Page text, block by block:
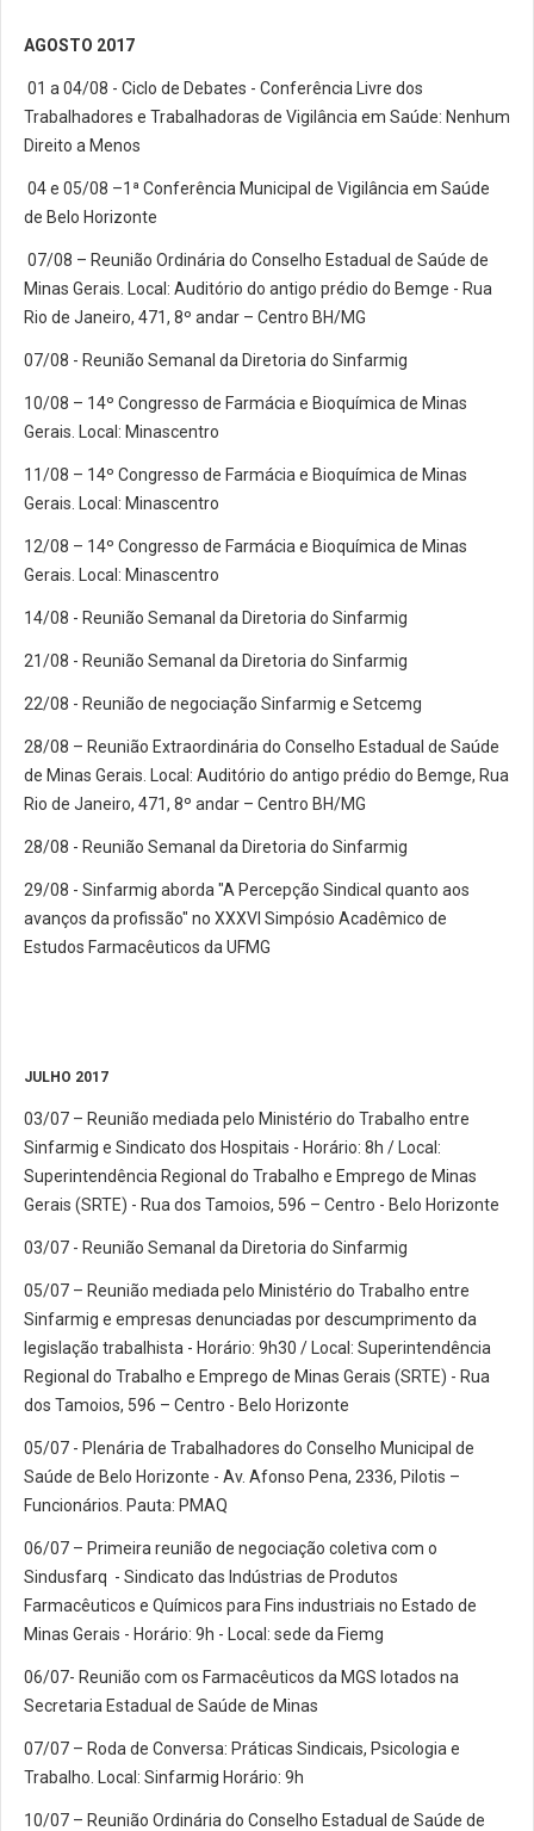
AGOSTO 2017
01 a 04/08 - Ciclo de Debates - Conferência Livre dos
Trabalhadores e Trabalhadoras de Vigilância em Saúde: Nenhum
Direito a Menos
04 e 05/08 –1ª Conferência Municipal de Vigilância em Saúde
de Belo Horizonte
07/08 – Reunião Ordinária do Conselho Estadual de Saúde de
Minas Gerais. Local: Auditório do antigo prédio do Bemge - Rua
Rio de Janeiro, 471, 8º andar – Centro BH/MG
07/08 - Reunião Semanal da Diretoria do Sinfarmig
10/08 – 14º Congresso de Farmácia e Bioquímica de Minas
Gerais. Local: Minascentro
11/08 – 14º Congresso de Farmácia e Bioquímica de Minas
Gerais. Local: Minascentro
12/08 – 14º Congresso de Farmácia e Bioquímica de Minas
Gerais. Local: Minascentro
14/08 - Reunião Semanal da Diretoria do Sinfarmig
21/08 - Reunião Semanal da Diretoria do Sinfarmig
22/08 - Reunião de negociação Sinfarmig e Setcemg
28/08 – Reunião Extraordinária do Conselho Estadual de Saúde
de Minas Gerais. Local: Auditório do antigo prédio do Bemge, Rua
Rio de Janeiro, 471, 8º andar – Centro BH/MG
28/08 - Reunião Semanal da Diretoria do Sinfarmig
29/08 - Sinfarmig aborda "A Percepção Sindical quanto aos
avanços da profissão" no XXXVI Simpósio Acadêmico de
Estudos Farmacêuticos da UFMG
JULHO 2017
03/07 – Reunião mediada pelo Ministério do Trabalho entre
Sinfarmig e Sindicato dos Hospitais - Horário: 8h / Local:
Superintendência Regional do Trabalho e Emprego de Minas
Gerais (SRTE) - Rua dos Tamoios, 596 – Centro - Belo Horizonte
03/07 - Reunião Semanal da Diretoria do Sinfarmig
05/07 – Reunião mediada pelo Ministério do Trabalho entre
Sinfarmig e empresas denunciadas por descumprimento da
legislação trabalhista - Horário: 9h30 / Local: Superintendência
Regional do Trabalho e Emprego de Minas Gerais (SRTE) - Rua
dos Tamoios, 596 – Centro - Belo Horizonte
05/07 - Plenária de Trabalhadores do Conselho Municipal de
Saúde de Belo Horizonte - Av. Afonso Pena, 2336, Pilotis –
Funcionários. Pauta: PMAQ
06/07 – Primeira reunião de negociação coletiva com o
Sindusfarq - Sindicato das Indústrias de Produtos
Farmacêuticos e Químicos para Fins industriais no Estado de
Minas Gerais - Horário: 9h - Local: sede da Fiemg
06/07- Reunião com os Farmacêuticos da MGS lotados na
Secretaria Estadual de Saúde de Minas
07/07 – Roda de Conversa: Práticas Sindicais, Psicologia e
Trabalho. Local: Sinfarmig Horário: 9h
10/07 – Reunião Ordinária do Conselho Estadual de Saúde de